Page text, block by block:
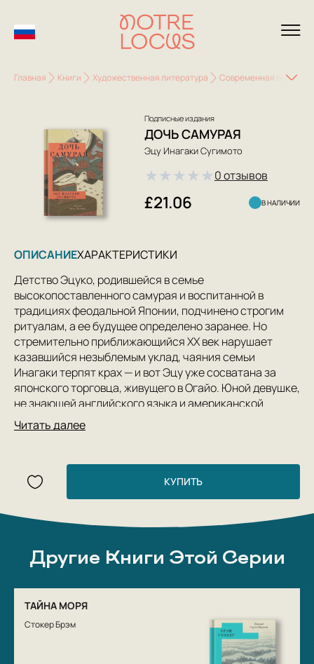
Главная Книги Художественная литература Современная проза
Подписные издания
ДОЧЬ САМУРАЯ
Эцу Инагаки Сугимото
★★★★★0 отзывов
£21.06 В НАЛИЧИИ
ОПИСАНИЕХАРАКТЕРИСТИКИ
Детство Эцуко, родившейся в семье
высокопоставленного самурая и воспитанной в
традициях феодальной Японии, подчинено строгим
ритуалам, а ее будущее определено заранее. Но
стремительно приближающийся XX век нарушает
казавшийся незыблемым уклад, чаяния семьи
Инагаки терпят крах — и вот Эцу уже сосватана за
японского торговца, живущего в Огайо. Юной девушке,
не знающей английского языка и американской
культуры, предстоит совершить долгий путь в другую
часть света, суметь сохранить себя в чужой стране и
сочетать японскую верность долгу с американской
открытостью новому.
культур в одной необыкновенной судьбе продолжает
«Подписных изданий».
Читать далее
КУПИТЬ
Другие Книги Этой Серии
ТАЙНА МОРЯ
Стокер Брэм